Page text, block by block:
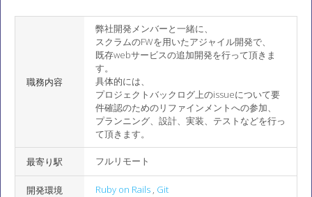
職務内容
弊社開発メンバーと一緒に、
スクラムのFWを用いたアジャイル開発で、
既存webサービスの追加開発を行って頂きま
す。
具体的には、
プロジェクトバックログ上のissueについて要
件確認のためのリファインメントへの参加、
プランニング、設計、実装、テストなどを行っ
て頂きます。
最寄り駅 フルリモート
開発環境 Ruby on Rails , Git